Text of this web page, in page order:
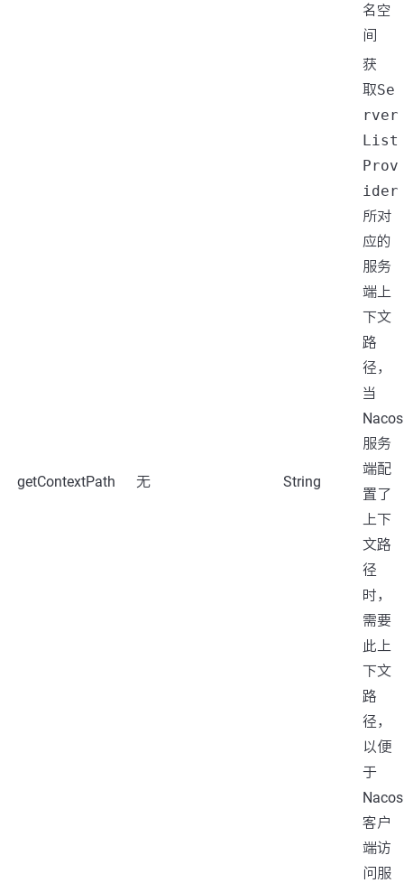
名空
间
getContextPath 无 String
获
取Se
rver
List
Prov
ider
所对
应的
服务
端上
下文
路
径，
当
Nacos
服务
端配
置了
上下
文路
径
时，
需要
此上
下文
路
径，
以便
于
Nacos
客户
端访
问服